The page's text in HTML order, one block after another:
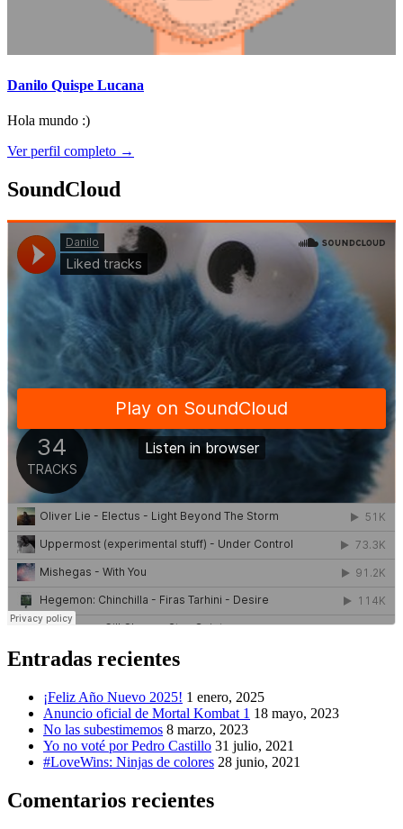
Danilo Quispe Lucana
Hola mundo :)
Ver perfil completo →
SoundCloud
Entradas recientes
¡Feliz Año Nuevo 2025! 1 enero, 2025
Anuncio oficial de Mortal Kombat 1 18 mayo, 2023
No las subestimemos 8 marzo, 2023
Yo no voté por Pedro Castillo 31 julio, 2021
#LoveWins: Ninjas de colores 28 junio, 2021
Comentarios recientes